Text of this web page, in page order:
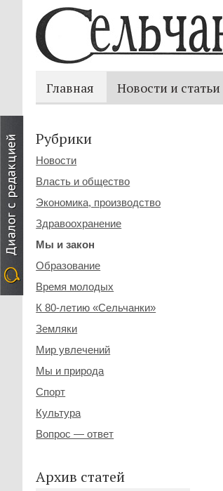
Главная Новости и статьи
Рубрики
Новости
Власть и общество
Экономика, производство
Здравоохранение
Мы и закон
Образование
Время молодых
К 80-летию «Сельчанки»
Земляки
Мир увлечений
Мы и природа
Спорт
Культура
Вопрос — ответ
Архив статей